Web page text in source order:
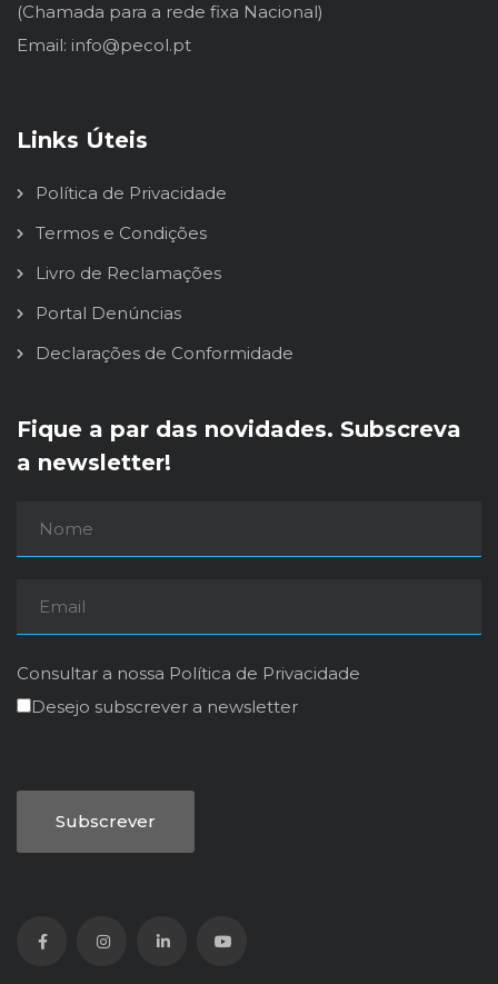
(Chamada para a rede fixa Nacional)
Email: info@pecol.pt
Links Úteis
Política de Privacidade
Termos e Condições
Livro de Reclamações
Portal Denúncias
Declarações de Conformidade
Fique a par das novidades. Subscreva
a newsletter!
Consultar a nossa Política de Privacidade
Desejo subscrever a newsletter